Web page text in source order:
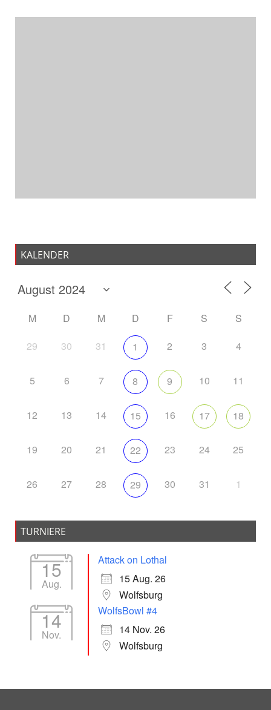
KALENDER
M D M D F S S
29 30 31 1 2 3 4
5 6 7 8 9 10 11
12 13 14 15 16 17 18
19 20 21 22 23 24 25
26 27 28 29 30 31 1
TURNIERE
15
Aug.
Attack on Lothal
15 Aug. 26
Wolfsburg
14
Nov.
WolfsBowl #4
14 Nov. 26
Wolfsburg